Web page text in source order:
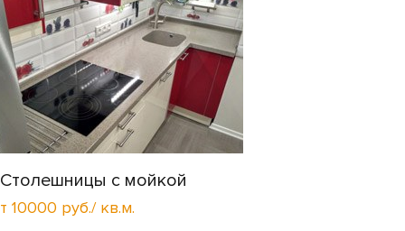
Столешницы с мойкой
10000 руб./ кв.м.